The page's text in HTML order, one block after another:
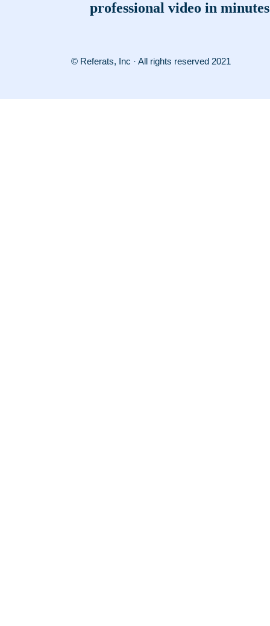
professional video in minutes
© Referats, Inc · All rights reserved 2021